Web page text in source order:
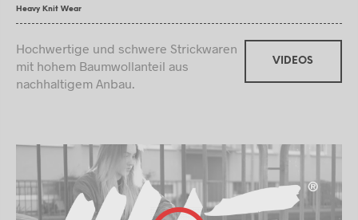
Heavy Knit Wear
Hochwertige und schwere Strickwaren
mit hohem Baumwollanteil aus
nachhaltigem Anbau.
VIDEOS